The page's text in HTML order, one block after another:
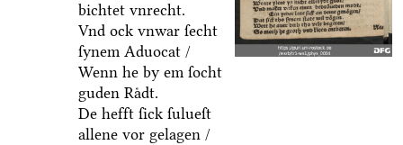
bichtet vnrecht.
Vnd ock vnwar ſecht
ſynem Aduocat /
Wenn he by em ſocht
guden Raͤdt.
De hefft ſick ſulueſt
allene vor gelagen /